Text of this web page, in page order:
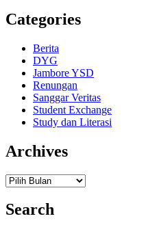
Categories
Berita
DYG
Jambore YSD
Renungan
Sanggar Veritas
Student Exchange
Study dan Literasi
Archives
Archives
Search